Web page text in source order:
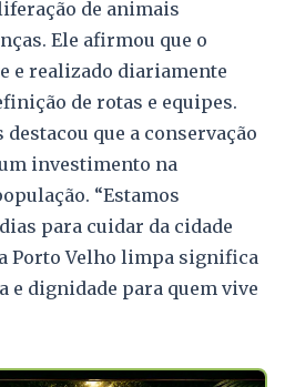
de animais
Ele afirmou que o
e realizado diariamente
de rotas e equipes.
que a conservação
investimento na
“Estamos
para cuidar da cidade
Porto Velho limpa significa
e dignidade para quem vive